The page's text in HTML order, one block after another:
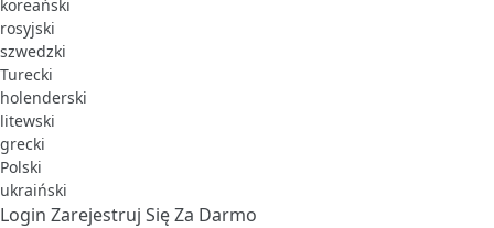
koreański
rosyjski
szwedzki
Turecki
holenderski
litewski
grecki
Polski
ukraiński
Login Zarejestruj Się Za Darmo